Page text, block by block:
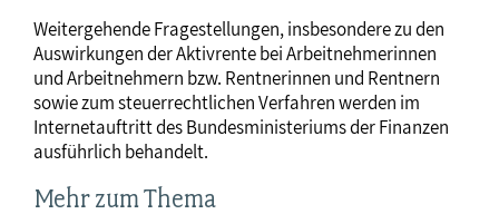
Weitergehende Fragestellungen, insbesondere zu den
Auswirkungen der Aktivrente bei Arbeitnehmerinnen
und Arbeitnehmern bzw. Rentnerinnen und Rentnern
sowie zum steuerrechtlichen Verfahren werden im
Internetauftritt des Bundesministeriums der Finanzen
ausführlich behandelt.
Mehr zum Thema